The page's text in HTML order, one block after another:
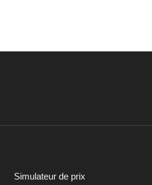
Simulateur de prix